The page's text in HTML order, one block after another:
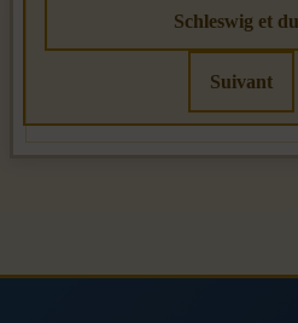
Schleswig et
Suivant